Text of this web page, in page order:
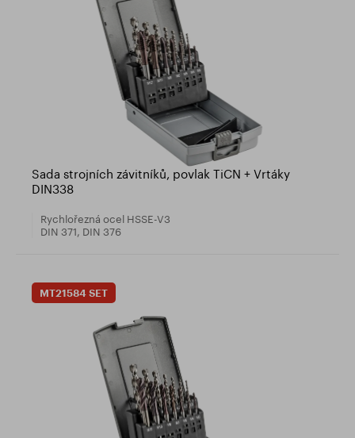
Sada strojních závitníků, povlak TiCN + Vrtáky
DIN338
Rychlořezná ocel HSSE-V3
DIN 371, DIN 376
MT21584 SET